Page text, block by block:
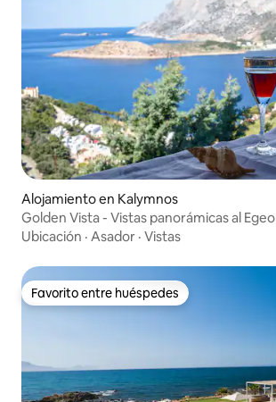
Alojamiento en Kalymnos
Golden Vista - Vistas panorámicas al Egeo
Ubicación · Asador · Vistas
Favorito entre huéspedes
Favorito entre huéspedes